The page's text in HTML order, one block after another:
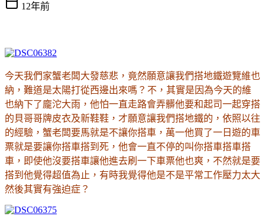
12年前
今天我們家蟹老闆大發慈悲，竟然願意讓我們搭地鐵遊覽維也
納，難道是太陽打從西邊出來嗎 ？ 不，其實是因為今天的維
也納下了龐沱大雨，他怕一直走路會弄髒他要和起司一起穿搭
的貝哥哥牌皮衣及新鞋鞋，才願意讓我們搭地鐵的，依照以往
的經驗，蟹老闆要馬就是不讓你搭車，萬一他買了一日遊的車
票就是要讓你搭車搭到死，他會一直不停的叫你搭車搭車搭
車，即使他沒要搭車讓他進去刷一下車票他也爽，不然就是要
搭到他覺得超值為止，有時我覺得他是不是平常工作壓力太大
然後其實有強迫症 ？